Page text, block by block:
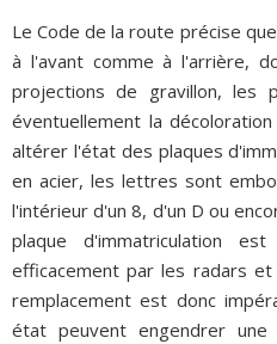
Le Code de la route précise
à l'avant comme à l'arrière,
projections de gravillon, les
éventuellement la
altérer l'état des plaques
en acier, les lettres sont
l'intérieur d'un 8, d'un D ou
plaque d'immatriculation
efficacement par les radars
remplacement est donc
état peuvent engendrer une